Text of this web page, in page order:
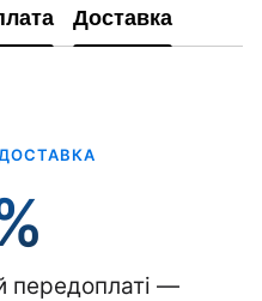
Доставка
передоплаті —